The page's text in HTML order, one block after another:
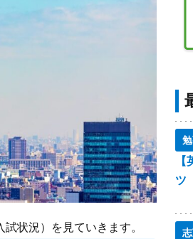
状況）を見ていきます。
ツ